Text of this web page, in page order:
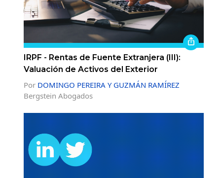
IRPF - Rentas de Fuente Extranjera (III):
Valuación de Activos del Exterior
Por DOMINGO PEREIRA Y GUZMÁN RAMÍREZ
Bergstein Abogados